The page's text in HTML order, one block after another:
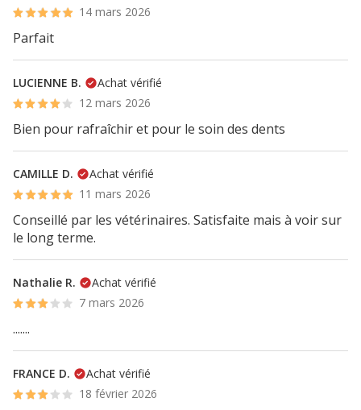
14 mars 2026
Parfait
LUCIENNE B.
Achat vérifié
12 mars 2026
Bien pour rafraîchir et pour le soin des dents
CAMILLE D.
Achat vérifié
11 mars 2026
Conseillé par les vétérinaires. Satisfaite mais à voir sur
le long terme.
Nathalie R.
Achat vérifié
7 mars 2026
.......
FRANCE D.
Achat vérifié
18 février 2026